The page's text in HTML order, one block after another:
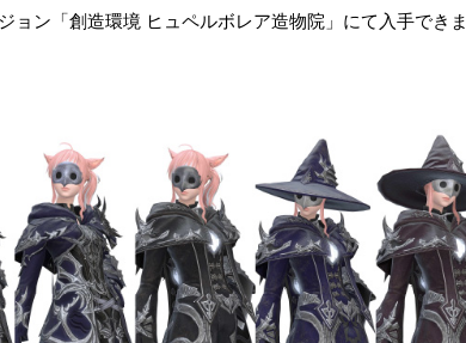
ョン「創造環境 ヒュペルボレア造物院」にて入手できま